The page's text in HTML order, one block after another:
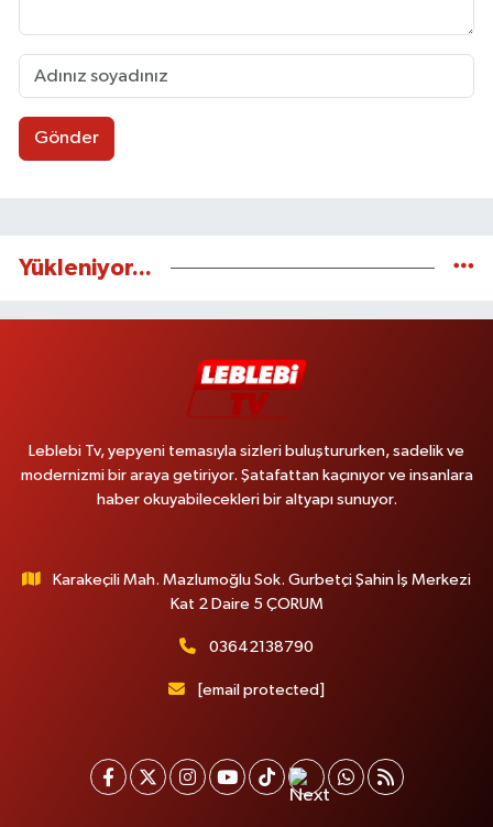
Gönder
Yükleniyor...
Leblebi Tv, yepyeni temasıyla sizleri buluştururken, sadelik ve
modernizmi bir araya getiriyor. Şatafattan kaçınıyor ve insanlara
haber okuyabilecekleri bir altyapı sunuyor.
Karakeçili Mah. Mazlumoğlu Sok. Gurbetçi Şahin İş Merkezi
Kat 2 Daire 5 ÇORUM
03642138790
[email protected]